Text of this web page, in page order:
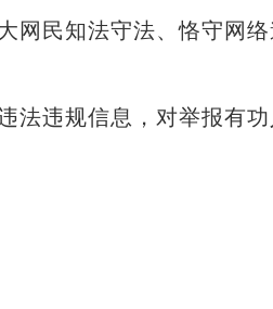
网民知法守法、恪守网
违规信息，对举报有功